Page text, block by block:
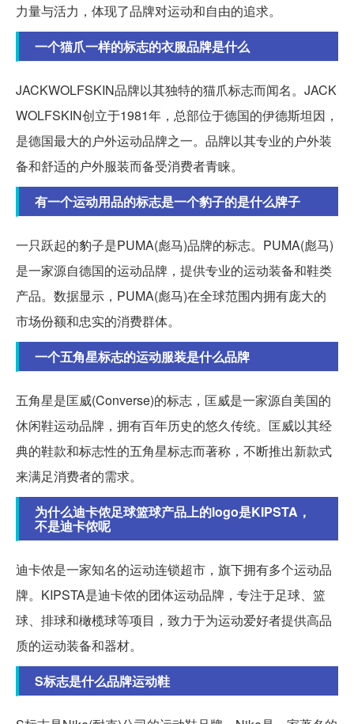
力量与活力，体现了品牌对运动和自由的追求。
一个猫爪一样的标志的衣服品牌是什么
JACKWOLFSKIN品牌以其独特的猫爪标志而闻名。JACK
WOLFSKIN创立于1981年，总部位于德国的伊德斯坦因，
是德国最大的户外运动品牌之一。品牌以其专业的户外装
备和舒适的户外服装而备受消费者青睐。
有一个运动用品的标志是一个豹子的是什么牌子
一只跃起的豹子是PUMA(彪马)品牌的标志。PUMA(彪马)
是一家源自德国的运动品牌，提供专业的运动装备和鞋类
产品。数据显示，PUMA(彪马)在全球范围内拥有庞大的
市场份额和忠实的消费群体。
一个五角星标志的运动服装是什么品牌
五角星是匡威(Converse)的标志，匡威是一家源自美国的
休闲鞋运动品牌，拥有百年历史的悠久传统。匡威以其经
典的鞋款和标志性的五角星标志而著称，不断推出新款式
来满足消费者的需求。
为什么迪卡侬足球篮球产品上的logo是KIPSTA，
不是迪卡侬呢
迪卡侬是一家知名的运动连锁超市，旗下拥有多个运动品
牌。KIPSTA是迪卡侬的团体运动品牌，专注于足球、篮
球、排球和橄榄球等项目，致力于为运动爱好者提供高品
质的运动装备和器材。
S标志是什么品牌运动鞋